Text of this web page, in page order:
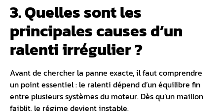
3. Quelles sont les
principales causes d’un
ralenti irrégulier ?
Avant de chercher la panne exacte, il faut comprendre
un point essentiel : le ralenti dépend d’un équilibre fin
entre plusieurs systèmes du moteur. Dès qu’un maillon
faiblit, le régime devient instable.